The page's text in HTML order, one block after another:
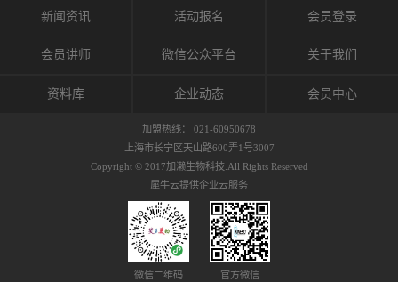
原因，简单分为外因和内因。外因1，贴布贴布
括：1）面料的伸展率、回缩率、纤维的刺激
能会给皮肤带来过度的刺激，从而引起过敏瘙
间传递适当的修复信息。可以收集各自所需的
因子级联；细胞因子的连锁反应）。 如果这种
者甚至提供不需要的物质。 因此，身体所需的
自然愈合能力不仅不能发挥作用，反而会造成
恶化的环境。Kinesio肌内效贴的作用，就是解
决这些问题。 KinesioTaping ® （Kinesio贴扎
疗法）的概念是空（空间），动（流动），冷
（抑制热的上升），为了实现这些，贴布的质
作出来。 特别地，Kinesio Medical
Tappling®（Kinesio医疗贴扎）通过从皮肤表面
长时间给予适...
流体的空间构成的。如果作为脏器，这是人体
最大的脏器，约占体重的20%（相比之下，皮
内流通，有助于细胞的再生和恢复。“1”“雪花”
周围进行轻柔的刺激，改善受影响的关节和肌
到辅助修复损伤组织的作用。对组织的营养供
膜，韧带和关节周围皮下组织的关节囊。 流
体力学理论加濑博士-Kinesio肌内效贴布的发明
人流体力学理论是以对日常生活产生反复影响
的纤细筋膜的性质为焦点。 筋膜容易受到外部
新闻资讯 活动报名 会员登录
会员讲师 微信公众平台 关于我们
资料库 企业动态 会员中心
加盟热线： 021-60950678
上海市长宁区天山路600弄1号3007
Copyright © 2017加濑生物科技.All Rights Reserved
犀牛云提供企业云服务
微信二维码 官方微信